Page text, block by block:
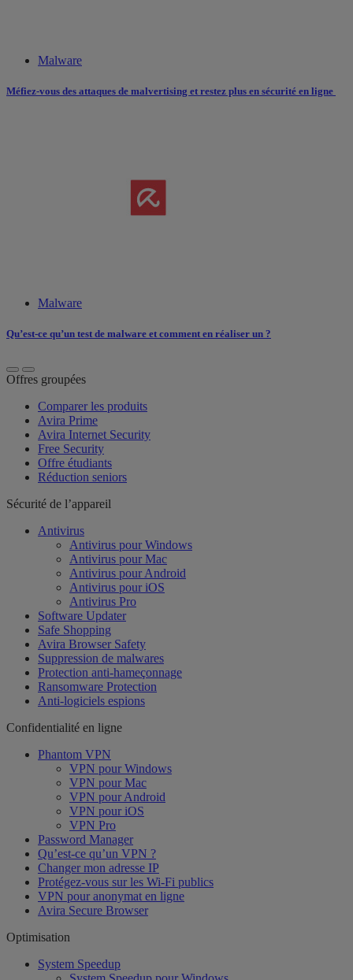
Malware
Méfiez-vous des attaques de malvertising et restez plus en sécurité en ligne
Malware
Qu’est-ce qu’un test de malware et comment en réaliser un ?
Offres groupées
Comparer les produits
Avira Prime
Avira Internet Security
Free Security
Offre étudiants
Réduction seniors
Sécurité de l’appareil
Antivirus
Antivirus pour Windows
Antivirus pour Mac
Antivirus pour Android
Antivirus pour iOS
Antivirus Pro
Software Updater
Safe Shopping
Avira Browser Safety
Suppression de malwares
Protection anti-hameçonnage
Ransomware Protection
Anti-logiciels espions
Confidentialité en ligne
Phantom VPN
VPN pour Windows
VPN pour Mac
VPN pour Android
VPN pour iOS
VPN Pro
Password Manager
Qu’est-ce qu’un VPN ?
Changer mon adresse IP
Protégez-vous sur les Wi-Fi publics
VPN pour anonymat en ligne
Avira Secure Browser
Optimisation
System Speedup